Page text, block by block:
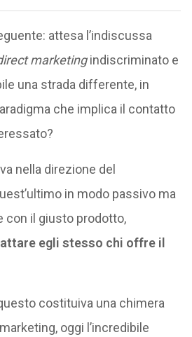
attesa l’indiscussa
marketingindiscriminato e
una strada differente, in
che implica il contatto
nella direzione del
in modo passivo ma
con il giusto prodotto,
egli stesso chi offre il
costituiva una chimera
oggi l’incredibile